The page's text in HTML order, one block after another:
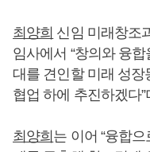
최양희 신임 미래창조
임사에서 “창의와 융
대를 견인할 미래 성장
협업 하에 추진하겠다
최양희 는 이어 “융합